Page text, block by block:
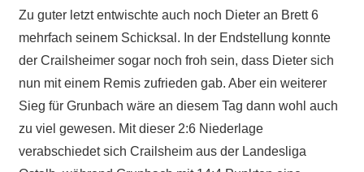
Zu guter letzt entwischte auch noch Dieter an Brett 6
mehrfach seinem Schicksal. In der Endstellung konnte
der Crailsheimer sogar noch froh sein, dass Dieter sich
nun mit einem Remis zufrieden gab. Aber ein weiterer
Sieg für Grunbach wäre an diesem Tag dann wohl auch
zu viel gewesen. Mit dieser 2:6 Niederlage
verabschiedet sich Crailsheim aus der Landesliga